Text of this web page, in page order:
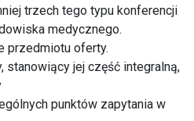
trzech tego typu konferencji
medycznego.
przedmiotu oferty.
stanowiący jej część integralną,
punktów zapytania w